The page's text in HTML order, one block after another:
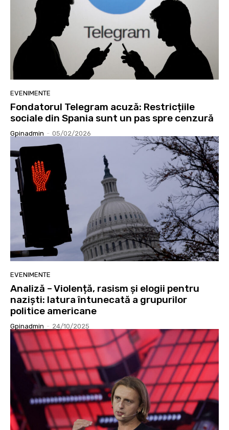
EVENIMENTE
Fondatorul Telegram acuză: Restricțiile
sociale din Spania sunt un pas spre cenzură
Gpinadmin - 05/02/2026
EVENIMENTE
Analiză – Violență, rasism și elogii pentru
naziști: latura întunecată a grupurilor
politice americane
Gpinadmin - 24/10/2025